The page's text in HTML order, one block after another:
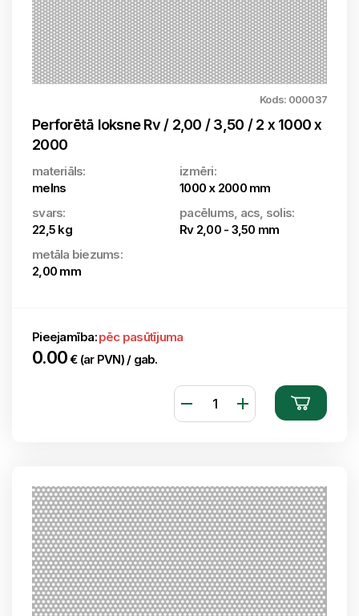
Kods: 000037
Perforētā loksne Rv / 2,00 / 3,50 / 2 x 1000 x
2000
materiāls:
melns
izmēri:
1000 x 2000 mm
svars:
22,5 kg
pacēlums, acs, solis:
Rv 2,00 - 3,50 mm
metāla biezums:
2,00 mm
Pieejamība:pēc pasūtījuma
0.00€ (ar PVN) / gab.